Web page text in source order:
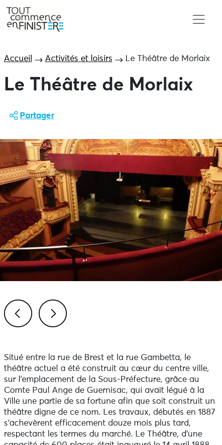
Accueil Activités et loisirs Le Théâtre de Morlaix
Le Théâtre de Morlaix
Partager
Situé entre la rue de Brest et la rue Gambetta, le
théâtre actuel a été construit au cœur du centre ville,
sur l’emplacement de la Sous-Préfecture, grâce au
Comte Paul Ange de Guernisac, qui avait légué à la
Ville une partie de sa fortune afin que soit construit un
théâtre digne de ce nom. Les travaux, débutés en 1887
s’achevèrent efficacement douze mois plus tard,
respectant les termes du marché. Le Théâtre, d’une